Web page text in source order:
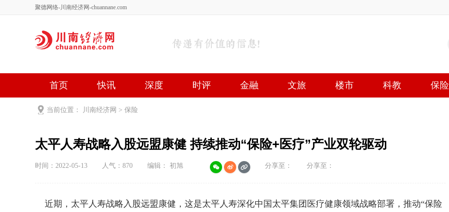
聚德网络-川南经济网-chuannane.com
首页 快讯 深度 时评 金融 文旅 楼市 科教 保险
健康 文艺
当前位置： 川南经济网 > 保险
太平人寿战略入股远盟康健 持续推动“保险+医疗”产业双轮驱动
时间：2022-05-13 人气： 870 编辑： 初旭 分享至： 分享至：
近期，太平人寿战略入股远盟康健，这是太平人寿深化中国太平集团医疗健康领域战略部署，推动“保险